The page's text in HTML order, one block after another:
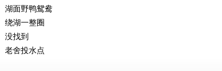
湖面野鸭鸳鸯
绕湖一整圈
没找到
老舍投水点